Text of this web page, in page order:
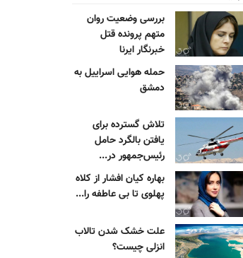
بررسی وضعیت روان
متهم پرونده قتل
خبرنگار ایرنا
حمله هوایی اسراییل به
دمشق
تلاش گسترده برای
یافتن بالگرد حامل
رئیس‌جمهور در...
بهاره کیان افشار از کلاه
پهلوی تا بی عاطفه را...
علت خشک شدن تالاب
انزلی چیست؟